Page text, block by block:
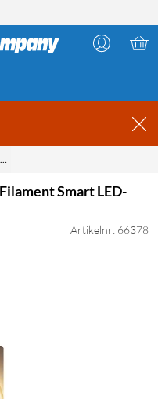
FILAMENT SMART LED-
Smart LED-
Artikelnr: 66378